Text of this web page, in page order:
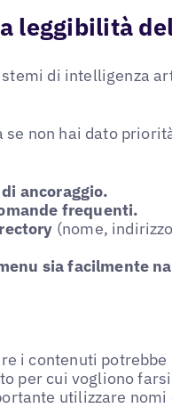
leggibilità
di intelligenza
se non hai dato
ancoraggio.
frequenti.
(nome,
sia facilmente
i contenuti
per cui vogliono
utilizzare nomi